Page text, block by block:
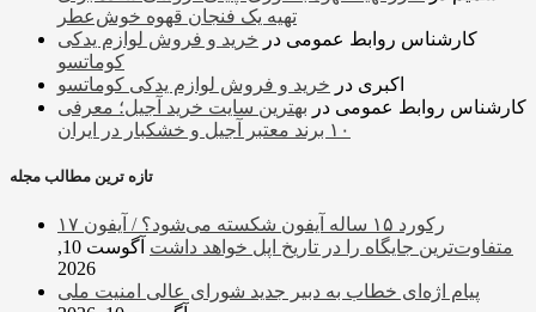
تهیه یک فنجان قهوه خوش‌عطر
کارشناس روابط عمومی در خرید و فروش لوازم یدکی
کوماتسو
اکبری در خرید و فروش لوازم یدکی کوماتسو
کارشناس روابط عمومی در بهترین سایت خرید آجیل؛ معرفی
۱۰ برند معتبر آجیل و خشکبار در ایران
تازه ترین مطالب مجله
رکورد ۱۵ ساله آیفون شکسته می‌شود؟ / آیفون ۱۷
متفاوت‌ترین جایگاه را در تاریخ اپل خواهد داشت
آگوست 10,
2026
پیام اژه‌ای خطاب به دبیر جدید شورای عالی امنیت ملی